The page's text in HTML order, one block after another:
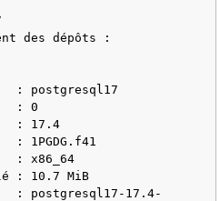
des dépôts :
postgresql17
: 0
: 17.4
: x86_64
: 10.7 MiB
postgresql17-17.4-